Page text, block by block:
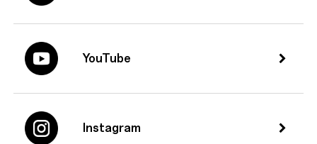
YouTube
Instagram